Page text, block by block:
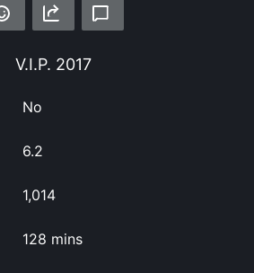
V.I.P. 2017
No
6.2
1,014
128 mins